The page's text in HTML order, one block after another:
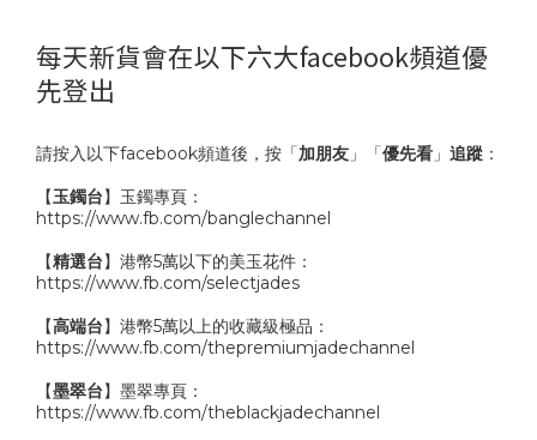
每天新貨會在以下六大facebook頻道優
先登出
請按入以下facebook頻道後，按「加朋友 」「優先看 」 追蹤 ：
【玉鐲台】玉鐲專頁：
https://www.fb.com/banglechannel
【精選台】港幣5萬以下的美玉花件：
https://www.fb.com/selectjades
【高端台】港幣5萬以上的收藏級極品：
https://www.fb.com/thepremiumjadechannel
【墨翠台】墨翠專頁：
https://www.fb.com/theblackjadechannel